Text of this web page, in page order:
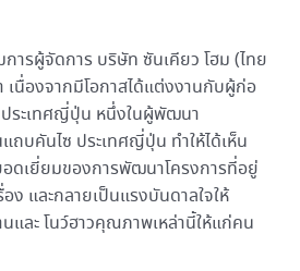
การผู้จัดการ บริษัท ซันเคียว โฮม (ไทย
เนื่องจากมีโอกาสได้แต่งงานกับผู้ก่อ
ระเทศญี่ปุ่น หนึ่งในผู้พัฒนา
ถบคันไซ ประเทศญี่ปุ่น ทำให้ได้เห็น
อดเยี่ยมของการพัฒนาโครงการที่อยู่
ง และกลายเป็นแรงบันดาลใจให้
และ โนว์ฮาวคุณภาพเหล่านี้ให้แก่คน